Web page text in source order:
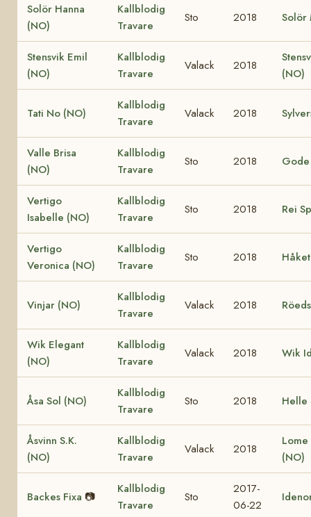
Solör Hanna
(NO)
Kallblodig
Travare
Sto 2018 Solör
Stensvik Emil
(NO)
Kallblodig
Travare
Valack 2018
(NO)
Tati No (NO)
Kallblodig
Travare
Valack 2018
Valle Brisa
(NO)
Kallblodig
Travare
Sto 2018
Vertigo
Isabelle (NO)
Kallblodig
Travare
Sto 2018 Rei
Vertigo
Veronica (NO)
Kallblodig
Travare
Sto 2018
Vinjar (NO)
Kallblodig
Travare
Valack 2018
Wik Elegant
(NO)
Kallblodig
Travare
Valack 2018 Wik
Åsa Sol (NO)
Kallblodig
Travare
Sto 2018 Helle
Åsvinn S.K.
(NO)
Kallblodig
Travare
Valack 2018
(NO)
Backes Fixa 📷
Kallblodig
Travare
Sto
2017-
06-22